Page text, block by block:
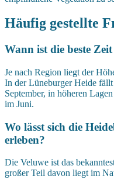
Häufig gestellte
Wann ist die beste
Je nach Region liegt der
In der Lüneburger Heide
September, in höheren
im Juni.
Wo lässt sich die
erleben?
Die Veluwe ist das
großer Teil davon liegt im